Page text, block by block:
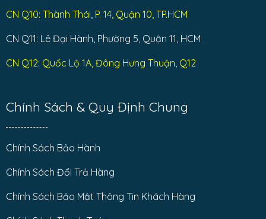
CN Q10: Thành Thái, P. 14, Quận 10, TP.HCM
CN Q11: Lê Đại Hành, Phường 5, Quận 11, HCM
CN Q12: Quốc Lộ 1A, Đông Hưng Thuận, Q12
Chính Sách & Quy Định Chung
Chính Sách Bảo Hành
Chính Sách Đổi Trả Hàng
Chính Sách Bảo Mật Thông Tin Khách Hàng